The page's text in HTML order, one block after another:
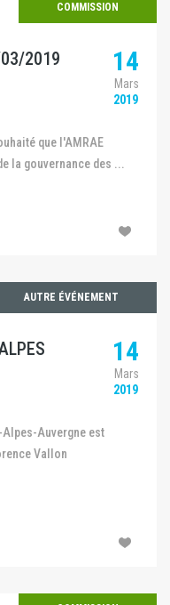
COMMISSION
2019 14
Mars
2019
la gouvernance des ...
AUTRE ÉVÉNEMENT
14
Mars
2019
Vallon